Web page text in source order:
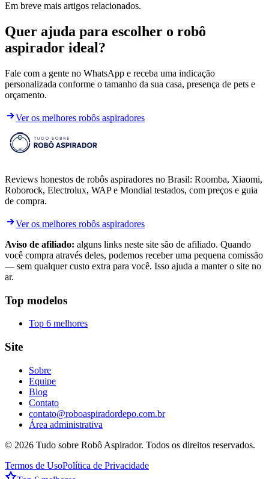
Em breve mais artigos relacionados.
Quer ajuda para escolher o robô
aspirador ideal?
Fale com a gente no WhatsApp e receba uma indicação
personalizada conforme o tamanho da sua casa, presença de pets e
orçamento.
Ver os melhores robôs aspiradores
Reviews honestos de robôs aspiradores no Brasil: Roomba, Xiaomi,
Roborock, Electrolux, WAP e Mondial testados, com preços e guia
de compra.
Ver os melhores robôs aspiradores
Aviso de afiliado: alguns links neste site são de afiliado. Quando
você compra através deles, podemos receber uma pequena comissão
— sem qualquer custo extra para você. Isso ajuda a manter o site no
ar.
Top modelos
Top 6 melhores
Site
Sobre
Equipe
Blog
Contato
contato@roboaspiradordepo.com.br
Área administrativa
© 2026 Tudo sobre Robô Aspirador. Todos os direitos reservados.
Termos de UsoPolítica de Privacidade